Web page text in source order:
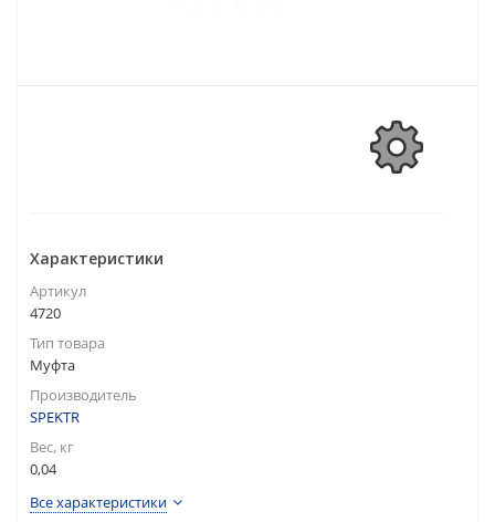
Характеристики
Артикул
4720
Тип товара
Муфта
Производитель
SPEKTR
Вес, кг
0,04
Все характеристики